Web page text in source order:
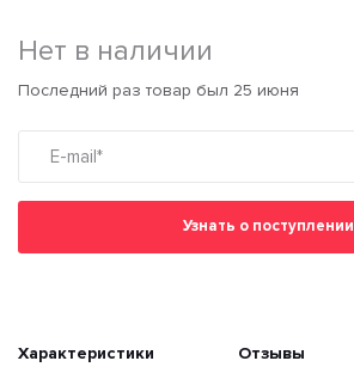
Нет в наличии
Последний раз товар был 25 июня
Узнать о поступлении
Характеристики Отзывы